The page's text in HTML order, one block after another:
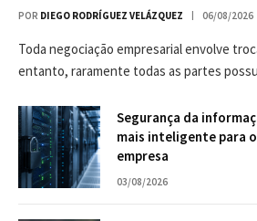
POR DIEGO RODRÍGUEZ VELÁZQUEZ 06/08/2026
Toda negociação empresarial envolve
entanto, raramente todas as partes
Segurança da
mais inteligente para
empresa
03/08/2026